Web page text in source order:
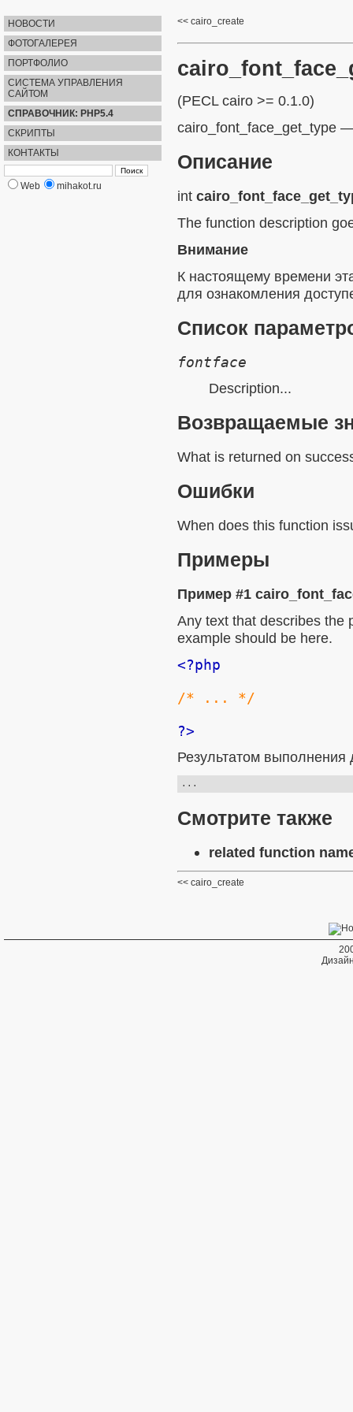
НОВОСТИ
ФОТОГАЛЕРЕЯ
ПОРТФОЛИО
СИСТЕМА УПРАВЛЕНИЯ
САЙТОМ
СПРАВОЧНИК: PHP5.4
СКРИПТЫ
КОНТАКТЫ
Web mihakot.ru
cairo_create
(PECL cairo >= 0.1.0)
cairo_font_face_get_type
Описание
int
The function description
Внимание
К настоящему времени
для ознакомления
Список
fontface
Description...
Возвращаемые
What is returned on
Ошибки
When does this function
Примеры
Пример #1
Any text that describes the
example should be here.
<?php
/* ... */
?>
Результатом выполнения
Смотрите также
related function
cairo_create